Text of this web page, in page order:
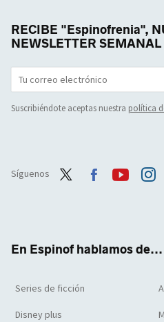
RECIBE "Espinofrenia",
NEWSLETTER SEMANAL
Suscribiéndote aceptas nuestra política
Síguenos
En Espinof hablamos de...
Series de ficción
Disney plus